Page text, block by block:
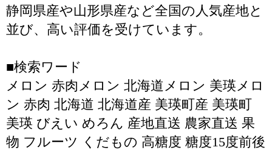
静岡県産や山形県産など全国の人気産地と
並び、高い評価を受けています。
■検索ワード
メロン 赤肉メロン 北海道メロン 美瑛メロ
ン 赤肉 北海道 北海道産 美瑛町産 美瑛町
美瑛 びえい めろん 産地直送 農家直送 果
物 フルーツ くだもの 高糖度 糖度15度前後